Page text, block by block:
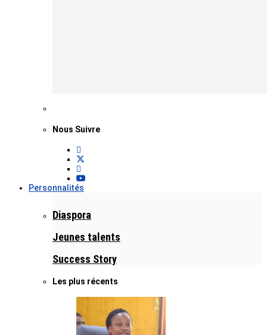
Nous Suivre
Personnalités
Diaspora
Jeunes talents
Success Story
Les plus récents